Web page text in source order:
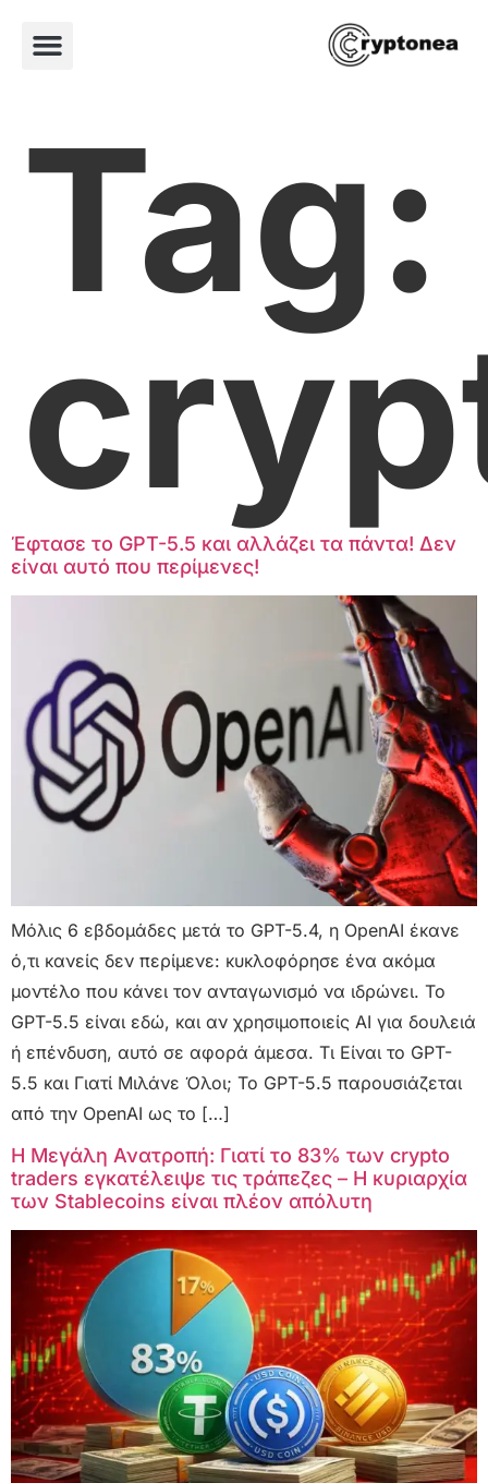
Tag:
Έφτασε το GPT-5.5 και αλλάζει τα πάντα! Δεν
είναι αυτό που περίμενες!
Μόλις 6 εβδομάδες μετά το GPT-5.4, η OpenAI έκανε
ό,τι κανείς δεν περίμενε: κυκλοφόρησε ένα ακόμα
μοντέλο που κάνει τον ανταγωνισμό να ιδρώνει. Το
GPT-5.5 είναι εδώ, και αν χρησιμοποιείς AI για δουλειά
ή επένδυση, αυτό σε αφορά άμεσα. Τι Είναι το GPT-
5.5 και Γιατί Μιλάνε Όλοι; Το GPT-5.5 παρουσιάζεται
από την OpenAI ως το […]
Η Μεγάλη Ανατροπή: Γιατί το 83% των crypto
traders εγκατέλειψε τις τράπεζες – Η κυριαρχία
των Stablecoins είναι πλέον απόλυτη